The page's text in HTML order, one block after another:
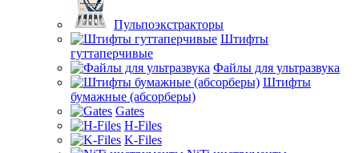
Пульпоэкстракторы
Штифты
гуттаперчивые
Файлы для ультразвука
Штифты
бумажные (абсорберы)
Gates
H-Files
K-Files